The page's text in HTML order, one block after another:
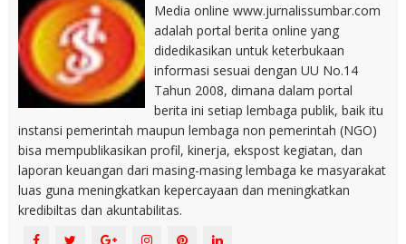
Media online www.jurnalissumbar.com
adalah portal berita online yang
didedikasikan untuk keterbukaan
informasi sesuai dengan UU No.14
Tahun 2008, dimana dalam portal
berita ini setiap lembaga publik, baik itu
instansi pemerintah maupun lembaga non pemerintah (NGO)
bisa mempublikasikan profil, kinerja, ekspost kegiatan, dan
laporan keuangan dari masing-masing lembaga ke masyarakat
luas guna meningkatkan kepercayaan dan meningkatkan
kredibiltas dan akuntabilitas.